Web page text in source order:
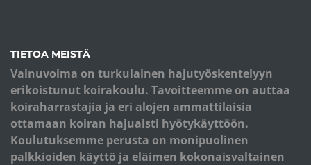
TIETOA MEISTÄ
Vainuvoima on turkulainen hajutyöskentelyyn
erikoistunut koirakoulu. Tavoitteemme on auttaa
koiraharrastajia ja eri alojen ammattilaisia
ottamaan koiran hajuaisti hyötykäyttöön.
Koulutuksemme perusta on monipuolinen
palkkioiden käyttö ja eläimen kokonaisvaltainen